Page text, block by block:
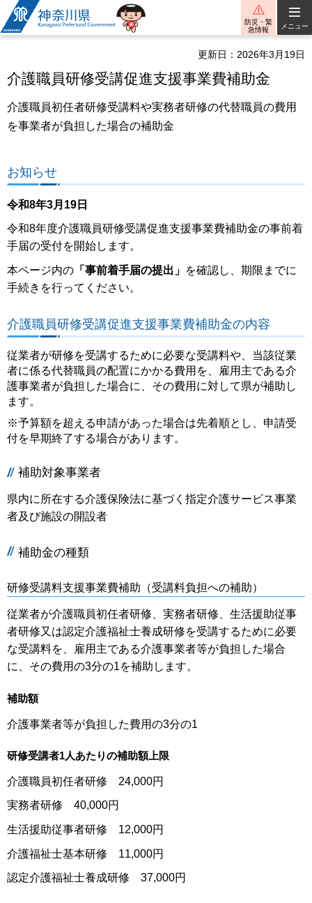
神奈川県
防災・緊
急情報
メニュー
更新日：2026年3月19日
介護職員研修受講促進支援事業費補助金
介護職員初任者研修受講料や実務者研修の代替職員の費用
を事業者が負担した場合の補助金
お知らせ
令和8年3月19日
令和8年度介護職員研修受講促進支援事業費補助金の事前着
手届の受付を開始します。
本ページ内の 「事前着手届の提出」 を確認し、期限までに
手続きを行ってください。
介護職員研修受講促進支援事業費補助金の内容
従業者が研修を受講するために必要な受講料や、当該従業
者に係る代替職員の配置にかかる費用を、雇用主である介
護事業者が負担した場合に、その費用に対して県が補助し
ます。
※予算額を超える申請があった場合は先着順とし、申請受
付を早期終了する場合があります。
補助対象事業者
県内に所在する介護保険法に基づく指定介護サービス事業
者及び施設の開設者
補助金の種類
研修受講料支援事業費補助（受講料負担への補助）
従業者が介護職員初任者研修、実務者研修、生活援助従事
者研修又は認定介護福祉士養成研修を受講するために必要
な受講料を、雇用主である介護事業者等が負担した場合
に、その費用の3分の1を補助します。
補助額
介護事業者等が負担した費用の3分の1
研修受講者1人あたりの補助額上限
介護職員初任者研修 24,000円
実務者研修 40,000円
生活援助従事者研修 12,000円
介護福祉士基本研修 11,000円
認定介護福祉士養成研修 37,000円